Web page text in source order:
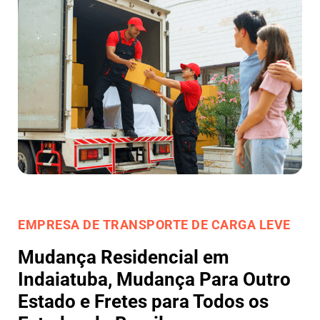
EMPRESA DE TRANSPORTE DE CARGA LEVE
Mudança Residencial em
Indaiatuba, Mudança Para Outro
Estado e Fretes para Todos os